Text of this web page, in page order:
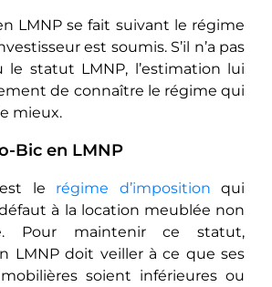
LMNP se fait suivant le régime
est soumis. S’il n’a pas
le statut LMNP, l’estimation lui
de connaître le régime qui
mieux.
Bic en LMNP
le régime d’imposition qui
à la location meublée non
Pour maintenir ce statut,
LMNP doit veiller à ce que ses
soient inférieures ou